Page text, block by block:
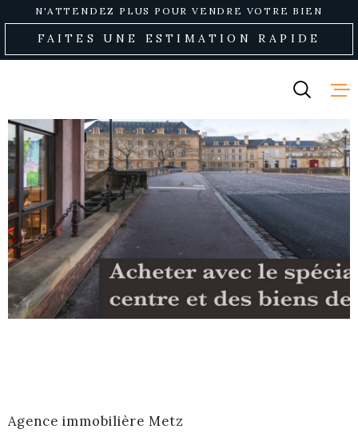
àà
recherche
au
principal
au
contenu
NOTRE
CONTACT
N'ATTENDEZ PLUS POUR VENDRE VOTRE BIEN
FAITES UNE ESTIMATION RAPIDE
Agence immobilière Metz